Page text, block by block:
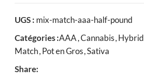
UGS : mix-match-aaa-half-pound
Catégories :AAA,Cannabis,Hybrid
Match,Pot en Gros,Sativa
Share: